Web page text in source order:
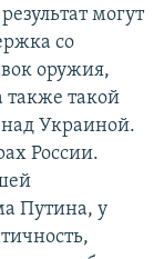
могут
со
оружия,
также такой
Украиной.
России.
Путина, у